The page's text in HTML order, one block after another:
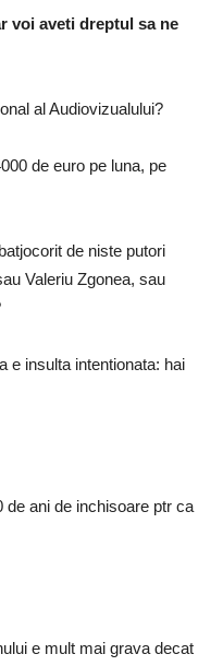
voi aveti dreptul sa ne
al Audiovizualului?
de euro pe luna, pe
de niste putori
Valeriu Zgonea, sau
e insulta intentionata: hai
de ani de inchisoare ptr ca
e mult mai grava decat